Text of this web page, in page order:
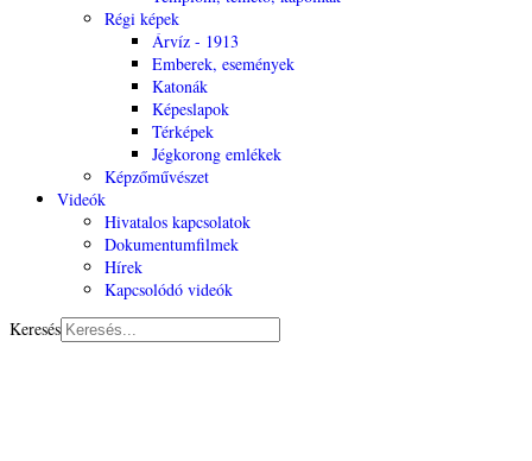
Régi képek
Árvíz - 1913
Emberek, események
Katonák
Képeslapok
Térképek
Jégkorong emlékek
Képzőművészet
Videók
Hivatalos kapcsolatok
Dokumentumfilmek
Hírek
Kapcsolódó videók
Keresés